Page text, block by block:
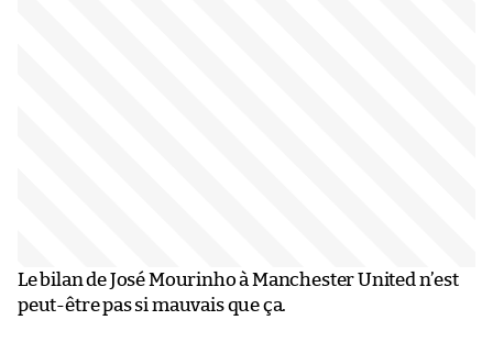
Le bilan de José Mourinho à Manchester United n’est
peut-être pas si mauvais que ça.